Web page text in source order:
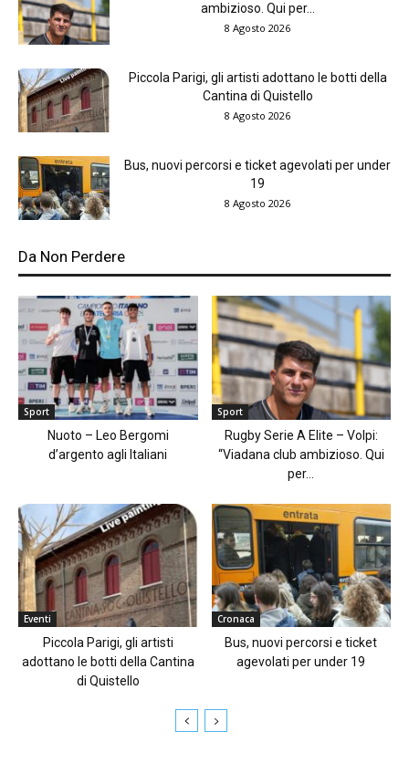
ambizioso. Qui per...
8 Agosto 2026
Piccola Parigi, gli artisti adottano le botti della
Cantina di Quistello
8 Agosto 2026
Bus, nuovi percorsi e ticket agevolati per under
19
8 Agosto 2026
Da Non Perdere
Sport
Nuoto – Leo Bergomi
d’argento agli Italiani
Sport
Rugby Serie A Elite – Volpi:
“Viadana club ambizioso. Qui
per...
Eventi
Piccola Parigi, gli artisti
adottano le botti della Cantina
di Quistello
Cronaca
Bus, nuovi percorsi e ticket
agevolati per under 19